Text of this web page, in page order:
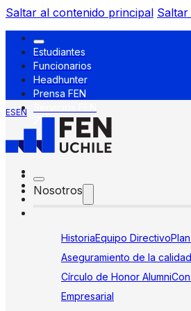
Saltar al contenido principal Saltar
Estudiantes
Funcionarios
Headhunter
Prensa FEN
ESEN
Nosotros
HistoriaEquipo Directivo
Aseguramiento de la calidad
Círculo de Honor Alumni
Empresarial